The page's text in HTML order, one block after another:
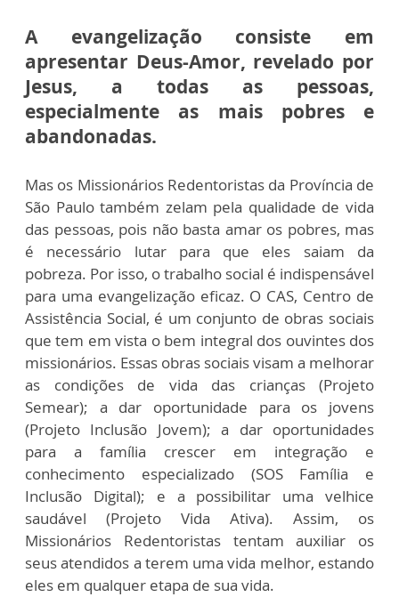
A evangelização consiste em
apresentar Deus-Amor, revelado por
Jesus, a todas as pessoas,
especialmente as mais pobres e
abandonadas.
Mas os Missionários Redentoristas da Província de
São Paulo também zelam pela qualidade de vida
das pessoas, pois não basta amar os pobres, mas
é necessário lutar para que eles saiam da
pobreza. Por isso, o trabalho social é indispensável
para uma evangelização eficaz. O CAS, Centro de
Assistência Social, é um conjunto de obras sociais
que tem em vista o bem integral dos ouvintes dos
missionários. Essas obras sociais visam a melhorar
as condições de vida das crianças (Projeto
Semear); a dar oportunidade para os jovens
(Projeto Inclusão Jovem); a dar oportunidades
para a família crescer em integração e
conhecimento especializado (SOS Família e
Inclusão Digital); e a possibilitar uma velhice
saudável (Projeto Vida Ativa). Assim, os
Missionários Redentoristas tentam auxiliar os
seus atendidos a terem uma vida melhor, estando
eles em qualquer etapa de sua vida.